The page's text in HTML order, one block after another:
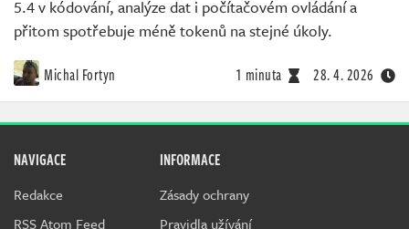
5.4 v kódování, analýze dat i počítačovém ovládání a
přitom spotřebuje méně tokenů na stejné úkoly.
Michal Fortyn 1 minuta 28. 4. 2026
NAVIGACE
Redakce
RSS Atom Feed
INFORMACE
Zásady ochrany
Pravidla užívání